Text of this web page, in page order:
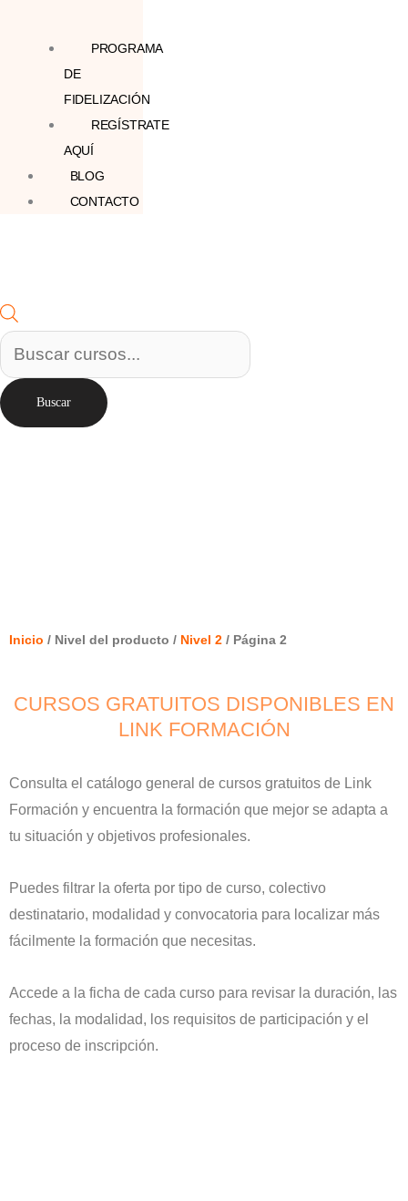
PROGRAMA
DE
FIDELIZACIÓN
REGÍSTRATE
AQUÍ
BLOG
CONTACTO
Buscar
Inicio / Nivel del producto / Nivel 2 / Página 2
CURSOS GRATUITOS DISPONIBLES EN
LINK FORMACIÓN
Consulta el catálogo general de cursos gratuitos de Link
Formación y encuentra la formación que mejor se adapta a
tu situación y objetivos profesionales.
Puedes filtrar la oferta por tipo de curso, colectivo
destinatario, modalidad y convocatoria para localizar más
fácilmente la formación que necesitas.
Accede a la ficha de cada curso para revisar la duración, las
fechas, la modalidad, los requisitos de participación y el
proceso de inscripción.